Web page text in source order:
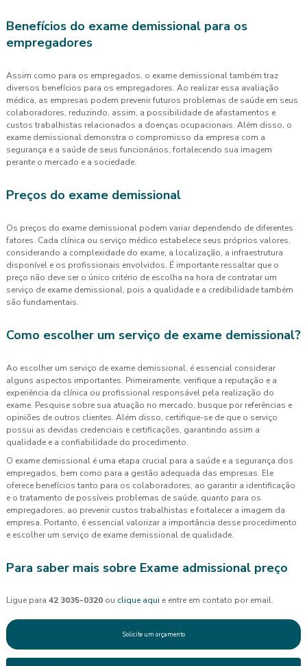
Benefícios do exame demissional para os
empregadores
Assim como para os empregados, o exame demissional também traz
diversos benefícios para os empregadores. Ao realizar essa avaliação
médica, as empresas podem prevenir futuros problemas de saúde em seus
colaboradores, reduzindo, assim, a possibilidade de afastamentos e
custos trabalhistas relacionados a doenças ocupacionais. Além disso, o
exame demissional demonstra o compromisso da empresa com a
segurança e a saúde de seus funcionários, fortalecendo sua imagem
perante o mercado e a sociedade.
Preços do exame demissional
Os preços do exame demissional podem variar dependendo de diferentes
fatores. Cada clínica ou serviço médico estabelece seus próprios valores,
considerando a complexidade do exame, a localização, a infraestrutura
disponível e os profissionais envolvidos. É importante ressaltar que o
preço não deve ser o único critério de escolha na hora de contratar um
serviço de exame demissional, pois a qualidade e a credibilidade também
são fundamentais.
Como escolher um serviço de exame demissional?
Ao escolher um serviço de exame demissional, é essencial considerar
alguns aspectos importantes. Primeiramente, verifique a reputação e a
experiência da clínica ou profissional responsável pela realização do
exame. Pesquise sobre sua atuação no mercado, busque por referências e
opiniões de outros clientes. Além disso, certifique-se de que o serviço
possui as devidas credenciais e certificações, garantindo assim a
qualidade e a confiabilidade do procedimento.
O exame demissional é uma etapa crucial para a saúde e a segurança dos
empregados, bem como para a gestão adequada das empresas. Ele
oferece benefícios tanto para os colaboradores, ao garantir a identificação
e o tratamento de possíveis problemas de saúde, quanto para os
empregadores, ao prevenir custos trabalhistas e fortalecer a imagem da
empresa. Portanto, é essencial valorizar a importância desse procedimento
e escolher um serviço de exame demissional de qualidade.
Para saber mais sobre Exame admissional preço
Ligue para 42 3035-0320 ou clique aqui e entre em contato por email.
Solicite um orçamento